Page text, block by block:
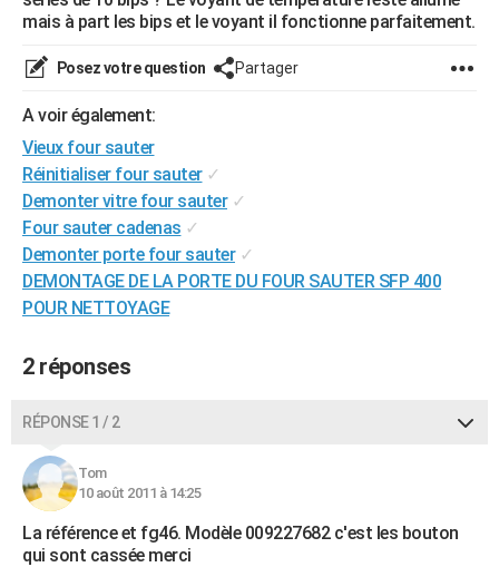
Mobiles
Meilleur smartphone
Internet
Ordinateurs
Jeux vidéo
Guide high-tech
+BRICOLAGE
WEEK-END
Art de vivre
Bien-être
Loisirs
Mode
Modes de vie
SANTE
Alimentation
Guide de la santé
Maladies
Médicaments
Sommeil
VOYAGE
Destinations
City break
Voyage nature
Voyage de noces
Forum
Climat
+PHOTO
GUIDES D'ACHAT
CARTE DE VOEUX
Carte de Noël
Carte Bonne année
Carte Saint-Valentin
Carte Pâques
Carte d'anniversaire
DICTIONNAIRE
Dictionnaire
Biographies
Citations
Expressions
Proverbes
PROGRAMME TV
COPAINS D'AVANT
S'inscrire
Se connecter
Lycées
Collèges
Primaires
Universités
Entreprises
Service militaire
Avis de recherche
AVIS DE DÉCÈS
mais à part les bips et le voyant il fonctionne parfaitement.
Posez votre question Partager
A voir également:
Vieux four sauter
Réinitialiser four sauter ✓
Demonter vitre four sauter ✓
Four sauter cadenas ✓
Demonter porte four sauter ✓
DEMONTAGE DE LA PORTE DU FOUR SAUTER SFP 400
POUR NETTOYAGE
2 réponses
RÉPONSE 1 / 2
Tom
10 août 2011 à 14:25
La référence et fg46. Modèle 009227682 c'est les bouton
qui sont cassée merci